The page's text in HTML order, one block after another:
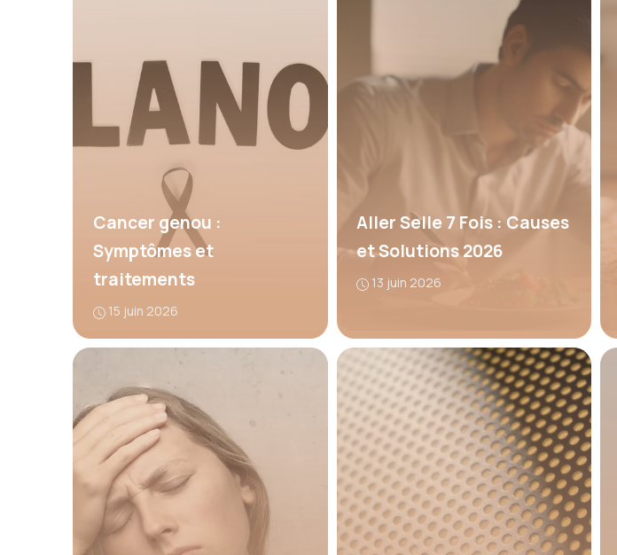
Cancer genou :
Symptômes et
traitements
15 juin 2026
Aller Selle 7 Fois : Causes
et Solutions 2026
13 juin 2026